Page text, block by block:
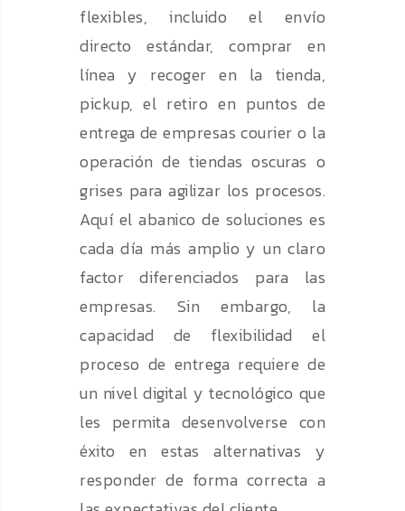
flexibles, incluido el envío
directo estándar, comprar en
línea y recoger en la tienda,
pickup, el retiro en puntos de
entrega de empresas courier o la
operación de tiendas oscuras o
grises para agilizar los procesos.
Aquí el abanico de soluciones es
cada día más amplio y un claro
factor diferenciados para las
empresas. Sin embargo, la
capacidad de flexibilidad el
proceso de entrega requiere de
un nivel digital y tecnológico que
les permita desenvolverse con
éxito en estas alternativas y
responder de forma correcta a